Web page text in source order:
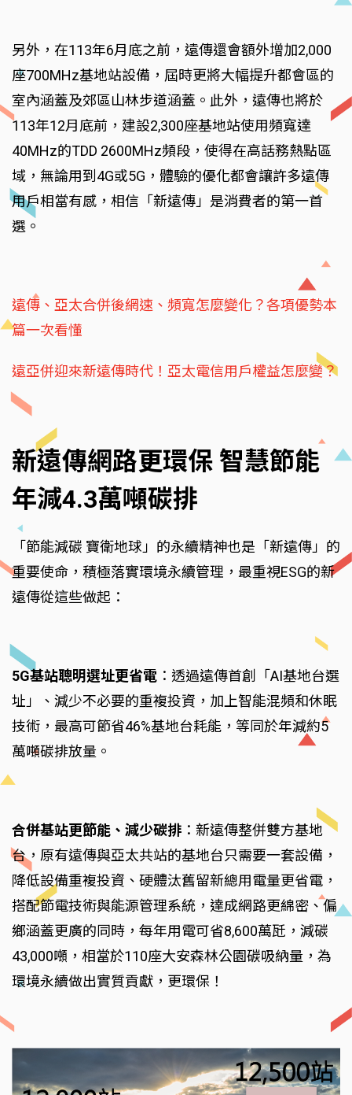
另外，在113年6月底之前，遠傳還會額外增加2,000
座700MHz基地站設備，屆時更將大幅提升都會區的
室內涵蓋及郊區山林步道涵蓋。此外，遠傳也將於
113年12月底前，建設2,300座基地站使用頻寬達
40MHz的TDD 2600MHz頻段，使得在高話務熱點區
域，無論用到4G或5G，體驗的優化都會讓許多遠傳
用戶相當有感，相信「新遠傳」是消費者的第一首
選。
遠傳、亞太合併後網速、頻寬怎麼變化？各項優勢本
篇一次看懂
遠亞併迎來新遠傳時代！亞太電信用戶權益怎麼變？
新遠傳網路更環保 智慧節能
年減4.3萬噸碳排
「節能減碳 寶衛地球」的永續精神也是「新遠傳」的
重要使命，積極落實環境永續管理，最重視ESG的新
遠傳從這些做起：
5G基站聰明選址更省電 ：透過遠傳首創「AI基地台選
址」、減少不必要的重複投資，加上智能混頻和休眠
技術，最高可節省46%基地台耗能，等同於年減約5
萬噸碳排放量。
合併基站更節能、減少碳排 ：新遠傳整併雙方基地
台，原有遠傳與亞太共站的基地台只需要一套設備，
降低設備重複投資、硬體汰舊留新總用電量更省電，
搭配節電技術與能源管理系統，達成網路更綿密、偏
鄉涵蓋更廣的同時，每年用電可省8,600萬瓩，減碳
43,000噸，相當於110座大安森林公園碳吸納量，為
環境永續做出實質貢獻，更環保！